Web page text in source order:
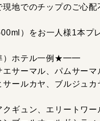
地でのチップのご心配
）をお一人様1本プ
）ホテル一例★━━
エサーマル、パムサーマ
サールカヤ、ブルジュ
ギュン、エリートワ